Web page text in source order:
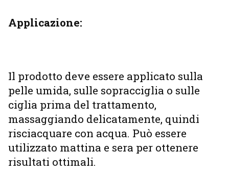
Applicazione:
Il prodotto deve essere applicato sulla
pelle umida, sulle sopracciglia o sulle
ciglia prima del trattamento,
massaggiando delicatamente, quindi
risciacquare con acqua. Può essere
utilizzato mattina e sera per ottenere
risultati ottimali.